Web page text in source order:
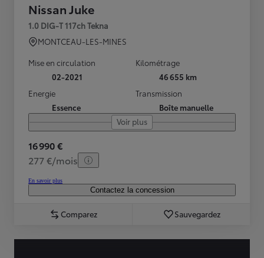
Nissan Juke
1.0 DIG-T 117ch Tekna
MONTCEAU-LES-MINES
Mise en circulation
02-2021
Kilométrage
46 655 km
Energie
Essence
Transmission
Boîte manuelle
Voir plus
16 990 €
277 €/mois
En savoir plus
Contactez la concession
Comparez Sauvegardez